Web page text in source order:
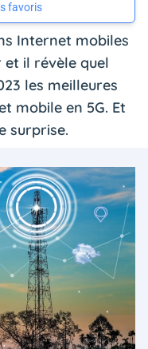
favoris
Internet mobiles
il révèle quel
les meilleures
mobile en 5G. Et
surprise.